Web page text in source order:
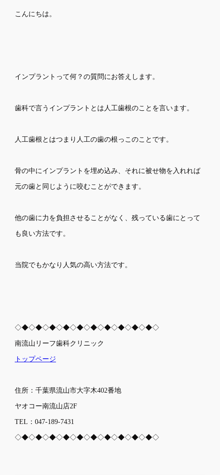
こんにちは。
インプラントって何？の質問にお答えします。
歯科で言うインプラントとは人工歯根のことを言います。
人工歯根とはつまり人工の歯の根っこのことです。
骨の中にインプラントを埋め込み、それに被せ物を入れれば
元の歯と同じように咬むことができます。
他の歯に力を負担させることがなく、残っている歯にとって
も良い方法です。
当院でもかなり人気の高い方法です。
◇◆◇◆◇◆◇◆◇◆◇◆◇◆◇◆◇◆◇◆◇
南流山リーフ歯科クリニック
トップページ
住所：千葉県流山市大字木402番地
ヤオコー南流山店2F
TEL：047-189-7431
◇◆◇◆◇◆◇◆◇◆◇◆◇◆◇◆◇◆◇◆◇